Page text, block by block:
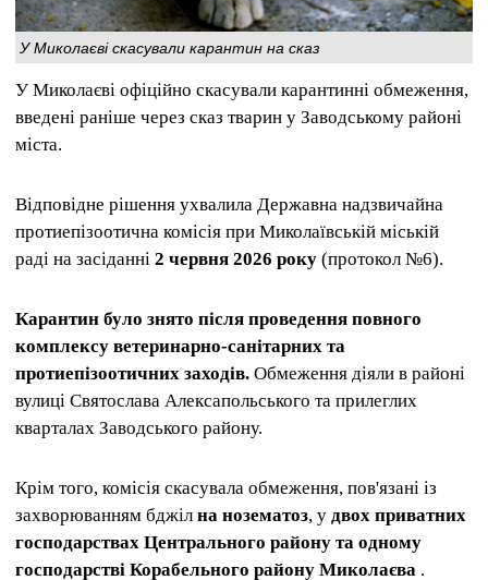
У Миколаєві скасували карантин на сказ
У Миколаєві офіційно скасували карантинні обмеження,
введені раніше через сказ тварин у Заводському районі
міста.
Відповідне рішення ухвалила Державна надзвичайна
протиепізоотична комісія при Миколаївській міській
раді на засіданні 2 червня 2026 року (протокол №6).
Карантин було знято після проведення повного
комплексу ветеринарно-санітарних та
протиепізоотичних заходів. Обмеження діяли в районі
вулиці Святослава Алексапольського та прилеглих
кварталах Заводського району.
Крім того, комісія скасувала обмеження, пов'язані із
захворюванням бджіл на нозематоз, у двох приватних
господарствах Центрального району та одному
господарстві Корабельного району Миколаєва .